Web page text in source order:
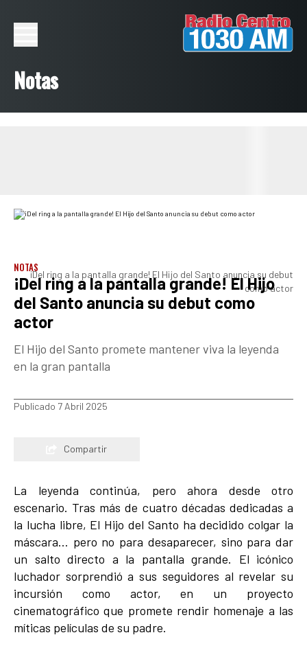
Notas
¡Del ring a la pantalla grande! El Hijo del Santo anuncia su debut
como actor
NOTAS
¡Del ring a la pantalla grande! El Hijo
del Santo anuncia su debut como
actor
El Hijo del Santo promete mantener viva la leyenda
en la gran pantalla
Publicado 7 Abril 2025
Compartir
La leyenda continúa, pero ahora desde otro
escenario. Tras más de cuatro décadas dedicadas a
la lucha libre, El Hijo del Santo ha decidido colgar la
máscara… pero no para desaparecer, sino para dar
un salto directo a la pantalla grande. El icónico
luchador sorprendió a sus seguidores al revelar su
incursión como actor, en un proyecto
cinematográfico que promete rendir homenaje a las
míticas películas de su padre.